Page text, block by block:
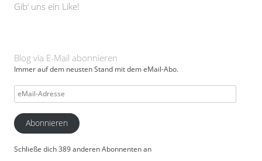
Gib‘ uns ein Like!
Blog via E-Mail abonnieren
Immer auf dem neusten Stand mit dem eMail-Abo.
eMail-
Adresse
Abonnieren
Schließe dich 389 anderen Abonnenten an